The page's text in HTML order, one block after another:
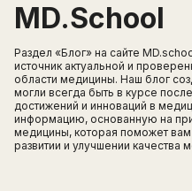
MD.School
Раздел «Блог» на сайте
источник актуальной и
области медицины. Наш блог
могли всегда быть в курсе
достижений и инноваций в
информацию, основанную на
медицины, которая поможет
развитии и улучшении качества